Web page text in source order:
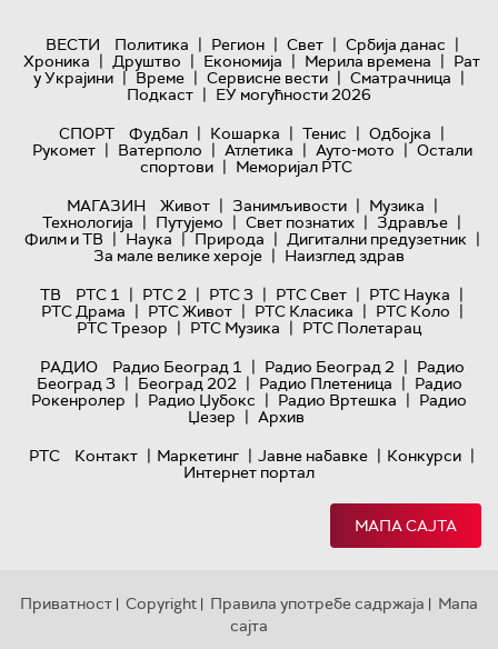
ВЕСТИ Политика | Регион | Свет | Србија данас |
Хроника | Друштво | Економија | Мерила времена | Рат
у Украјини | Време | Сервисне вести | Сматрачница |
Подкаст | ЕУ могућности 2026
СПОРТ
Фудбал | Кошарка | Тенис | Одбојка |
Рукомет | Ватерполо | Атлетика | Ауто-мото | Остали
спортови | Меморијал РТС
МАГАЗИН
Живот | Занимљивости | Музика |
Технологијa | Путујемо | Свет познатих | Здравље |
Филм и ТВ | Наука | Природа | Дигитални предузетник |
За мале велике хероје | Наизглед здрав
ТВ
РТС 1 | РТС 2 | РТС 3 | РТС Свет | РТС Наука |
РТС Драма | РТС Живот | РТС Класика | РТС Коло |
РТС Трезор | РТС Музика | РТС Полетарац
РАДИО
Радио Београд 1 | Радио Београд 2 | Радио
Београд 3 | Београд 202 | Радио Плетеница | Радио
Рокенролер | Радио Џубокс | Радио Вртешка | Радио
Џезер | Архив
РТС
Контакт | Маркетинг | Јавне набавке | Конкурси |
Интернет портал
МАПА САЈТА
Приватност | Copyright | Правила употребе садржаја | Мапа
сајта